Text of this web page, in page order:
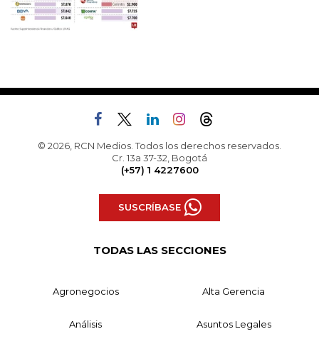
© 2026, RCN Medios. Todos los derechos reservados.
Cr. 13a 37-32, Bogotá
(+57) 1 4227600
SUSCRÍBASE
TODAS LAS SECCIONES
Agronegocios Alta Gerencia
Análisis Asuntos Legales